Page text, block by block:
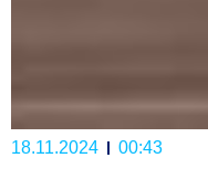
18.11.2024 00:43